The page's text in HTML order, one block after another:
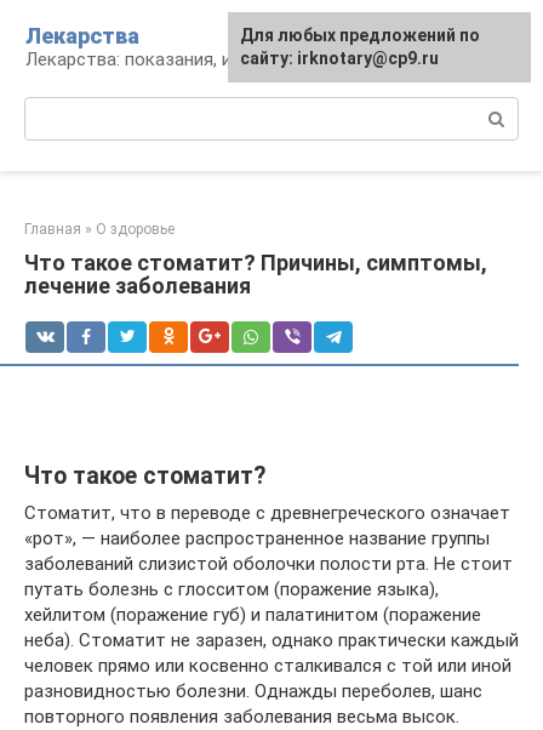
контенту
Лекарства
Лекарства: показания, инструкция, аналоги
Главная » О здоровье
Что такое стоматит? Причины, симптомы,
лечение заболевания
Что такое стоматит?
Стоматит, что в переводе с древнегреческого означает
«рот», — наиболее распространенное название группы
заболеваний слизистой оболочки полости рта. Не стоит
путать болезнь с глосситом (поражение языка),
хейлитом (поражение губ) и палатинитом (поражение
неба). Стоматит не заразен, однако практически каждый
человек прямо или косвенно сталкивался с той или иной
разновидностью болезни. Однажды переболев, шанс
повторного появления заболевания весьма высок.
Для любых предложений по
сайту: irknotary@cp9.ru